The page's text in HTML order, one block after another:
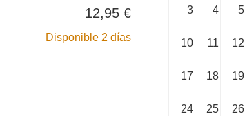
12,95 €
Disponible 2 días
3 4 5
10 11 12
17 18 19
24 25 26